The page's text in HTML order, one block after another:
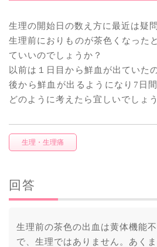
生理の開始日の数え方に最近は疑
生理前におりものが茶色くなった
ていいのでしょうか？
以前は１日目から鮮血が出ていた
後から鮮血が出るようになり7日
どのように考えたら宜しいでしょ
生理・生理痛
回答
生理前の茶色の出血は黄体機能
で、生理ではありません。あく